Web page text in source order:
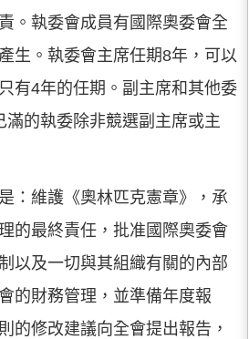
。執委會成員有國際奧委會全
生。執委會主席任期8年，可以
有4年的任期。副主席和其他委
滿的執委除非競選副主席或主
：維護《奧林匹克憲章》，承
的最終責任，批准國際奧委會
以及一切與其組織有關的內部
的財務管理，並準備年度報
的修改建議向全會提出報告，